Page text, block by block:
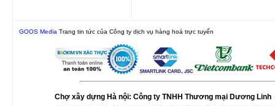
GOOS Media Trang tin tức của Công ty dịch vụ hàng hoá trực tuyến
Chợ xây dựng Hà nội: Công ty TNHH Thương mại Dương Linh